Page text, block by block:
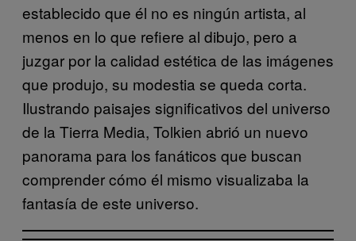
establecido que él no es ningún artista, al
menos en lo que refiere al dibujo, pero a
juzgar por la calidad estética de las imágenes
que produjo, su modestia se queda corta.
Ilustrando paisajes significativos del universo
de la Tierra Media, Tolkien abrió un nuevo
panorama para los fanáticos que buscan
comprender cómo él mismo visualizaba la
fantasía de este universo.